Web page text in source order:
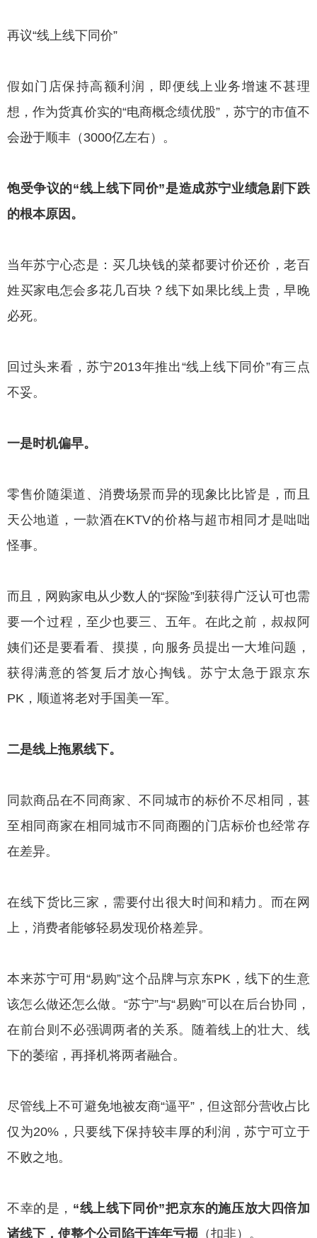
再议“线上线下同价”
假如门店保持高额利润，即便线上业务增速不甚理
想，作为货真价实的“电商概念绩优股”，苏宁的市值不
会逊于顺丰（3000亿左右）。
饱受争议的“线上线下同价”是造成苏宁业绩急剧下跌
的根本原因。
当年苏宁心态是：买几块钱的菜都要讨价还价，老百
姓买家电怎会多花几百块？线下如果比线上贵，早晚
必死。
回过头来看，苏宁2013年推出“线上线下同价”有三点
不妥。
一是时机偏早。
零售价随渠道、消费场景而异的现象比比皆是，而且
天公地道，一款酒在KTV的价格与超市相同才是咄咄
怪事。
而且，网购家电从少数人的“探险”到获得广泛认可也需
要一个过程，至少也要三、五年。在此之前，叔叔阿
姨们还是要看看、摸摸，向服务员提出一大堆问题，
获得满意的答复后才放心掏钱。苏宁太急于跟京东
PK，顺道将老对手国美一军。
二是线上拖累线下。
同款商品在不同商家、不同城市的标价不尽相同，甚
至相同商家在相同城市不同商圈的门店标价也经常存
在差异。
在线下货比三家，需要付出很大时间和精力。而在网
上，消费者能够轻易发现价格差异。
本来苏宁可用“易购”这个品牌与京东PK，线下的生意
该怎么做还怎么做。“苏宁”与“易购”可以在后台协同，
在前台则不必强调两者的关系。随着线上的壮大、线
下的萎缩，再择机将两者融合。
尽管线上不可避免地被友商“逼平”，但这部分营收占比
仅为20%，只要线下保持较丰厚的利润，苏宁可立于
不败之地。
不幸的是， “线上线下同价”把京东的施压放大四倍加
诸线下，使整个公司陷于连年亏损 （扣非）。